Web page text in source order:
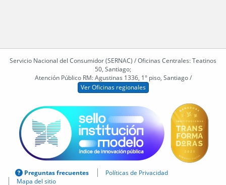
Servicio Nacional del Consumidor (SERNAC) / Oficinas Centrales: Teatinos
50, Santiago;
Atención Público RM: Agustinas 1336, 1° piso, Santiago /
Ver Oficinas regionales
Preguntas frecuentes
Políticas de Privacidad
Mapa del sitio